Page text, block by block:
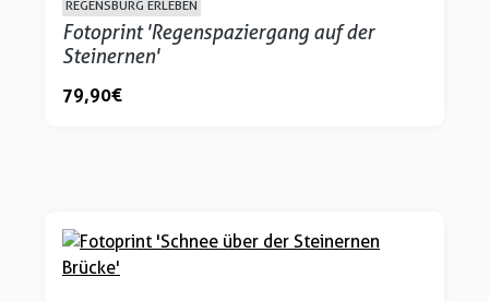
REGENSBURG ERLEBEN
Fotoprint 'Regenspaziergang auf der
Steinernen'
79,90 €